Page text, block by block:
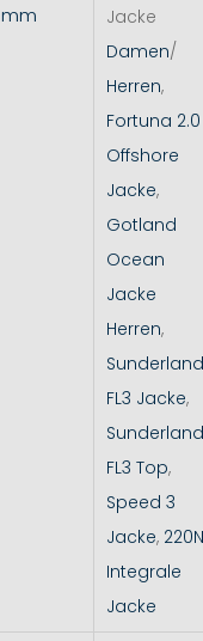
mm
Jacke
Damen/
Herren,
Fortuna 2.0
Offshore
Jacke,
Gotland
Ocean
Jacke
Herren,
Sunderland
FL3 Jacke,
Sunderland
FL3 Top,
Speed 3
Jacke, 220N
Integrale
Jacke